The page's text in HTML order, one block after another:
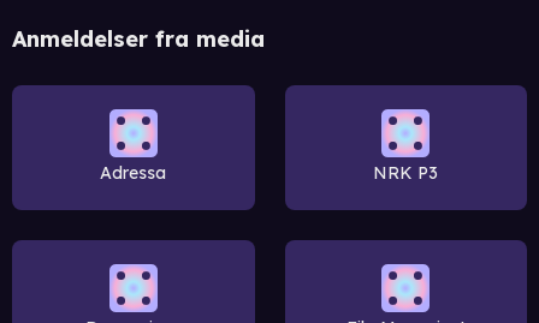
Anmeldelser fra media
Adressa NRK P3